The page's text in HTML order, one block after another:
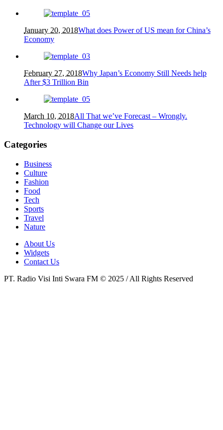
January 20, 2018What does Power of US mean for China’s
Economy
February 27, 2018Why Japan’s Economy Still Needs help
After $3 Trillion Bin
March 10, 2018All That we’ve Forecast – Wrongly.
Technology will Change our Lives
Categories
Business
Culture
Fashion
Food
Tech
Sports
Travel
Nature
About Us
Widgets
Contact Us
PT. Radio Visi Inti Swara FM © 2025 / All Rights Reserved